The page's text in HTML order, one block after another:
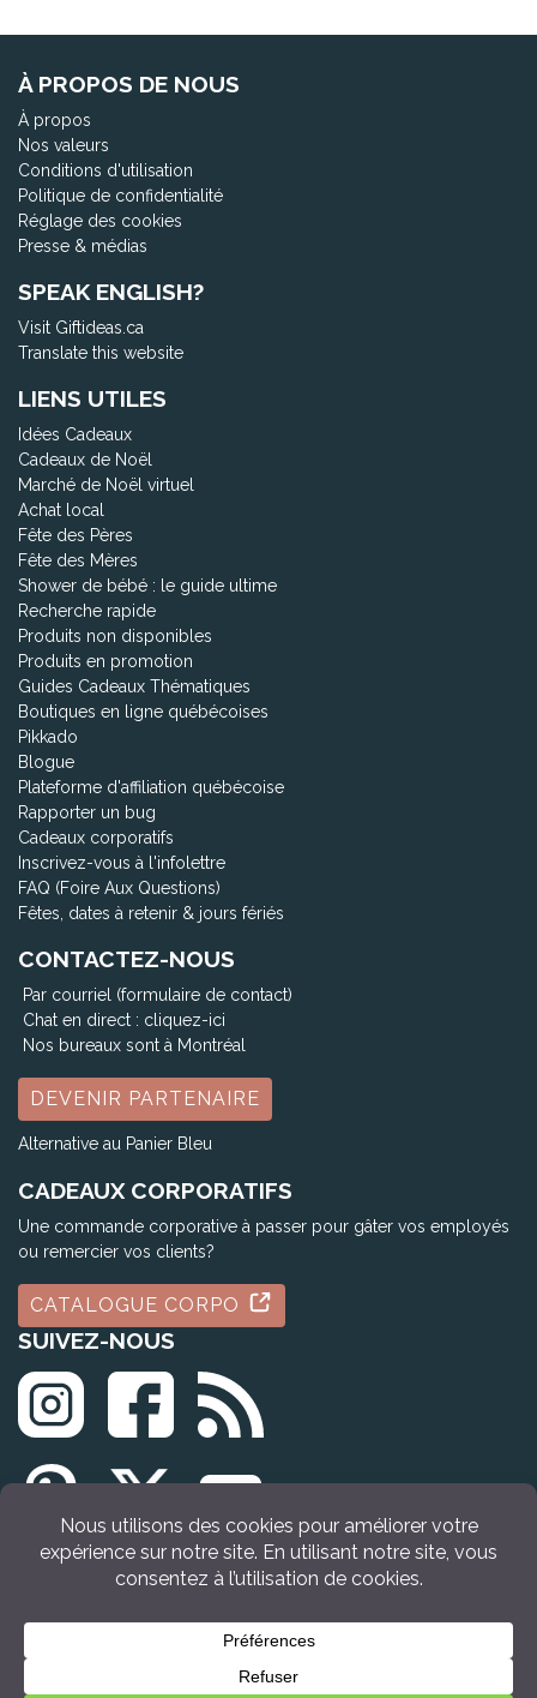
À PROPOS DE NOUS
À propos
Nos valeurs
Conditions d'utilisation
Politique de confidentialité
Réglage des cookies
Presse & médias
SPEAK ENGLISH?
Visit Giftideas.ca
Translate this website
LIENS UTILES
Idées Cadeaux
Cadeaux de Noël
Marché de Noël virtuel
Achat local
Fête des Pères
Fête des Mères
Shower de bébé : le guide ultime
Recherche rapide
Produits non disponibles
Produits en promotion
Guides Cadeaux Thématiques
Boutiques en ligne québécoises
Pikkado
Blogue
Plateforme d'affiliation québécoise
Rapporter un bug
Cadeaux corporatifs
Inscrivez-vous à l'infolettre
FAQ (Foire Aux Questions)
Fêtes, dates à retenir & jours fériés
CONTACTEZ-NOUS
Par courriel (formulaire de contact)
Chat en direct : cliquez-ici
Nos bureaux sont à Montréal
DEVENIR PARTENAIRE
Alternative au Panier Bleu
CADEAUX CORPORATIFS
Une commande corporative à passer pour gâter vos employés
ou remercier vos clients?
CATALOGUE CORPO
SUIVEZ-NOUS
© Tous droits réservés Idée Cadeau Québec (2009 - 2026)